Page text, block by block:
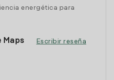
energética para
Maps Escribir reseña